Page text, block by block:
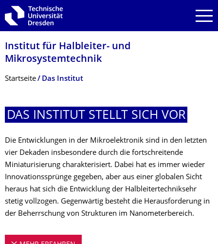
Zur Hauptnavigation springen
Zur Suche springen
Zum Inhalt springen
Institut für Halbleiter- und
Mikrosystemtechnik
Breadcrumb-Menü
Startseite Das Institut
DAS INSTITUT STELLT SICH VOR
Die Entwicklungen in der Mikroelektronik sind in den letzten
vier Dekaden insbesondere durch die fortschreitende
Miniaturisierung charakterisiert. Dabei hat es immer wieder
Innovationssprünge gegeben, aber aus einer globalen Sicht
heraus hat sich die Entwicklung der Halbleitertechniksehr
stetig vollzogen. Gegenwärtig besteht die Herausforderung in
der Beherrschung von Strukturen im Nanometerbereich.